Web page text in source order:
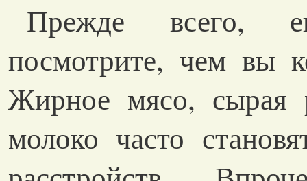
Прежде всего,
посмотрите, чем вы
Жирное мясо, сырая
молоко часто